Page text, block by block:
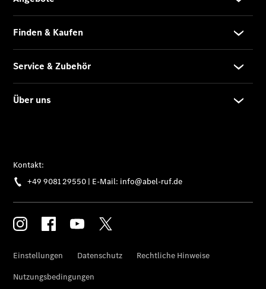
eCitan
Auf- und
Umbaulösungen
Sterne
Extras